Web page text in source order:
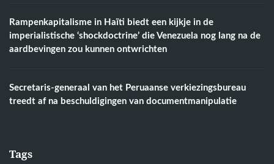
Rampenkapitalisme in Haïti biedt een kijkje in de
imperialistische ‘shockdoctrine’ die Venezuela nog lang na de
aardbevingen zou kunnen ontwrichten
Secretaris-generaal van het Peruaanse verkiezingsbureau
treedt af na beschuldigingen van documentmanipulatie
Tags